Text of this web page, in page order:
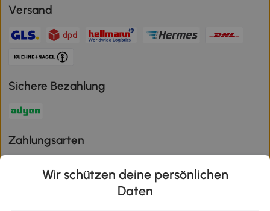
Versand
Sichere Bezahlung
Zahlungsarten
Wir schützen deine persönlichen
Daten